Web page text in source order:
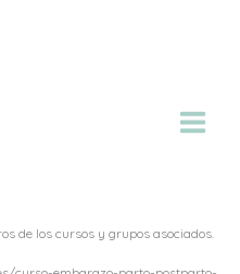
de los cursos y grupos asociados.